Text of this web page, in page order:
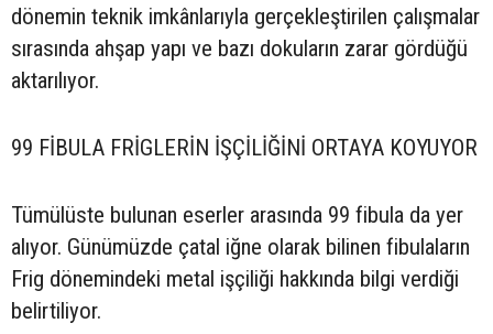
dönemin teknik imkânlarıyla gerçekleştirilen çalışmalar
sırasında ahşap yapı ve bazı dokuların zarar gördüğü
aktarılıyor.
99 FİBULA FRİGLERİN İŞÇİLİĞİNİ ORTAYA KOYUYOR
Tümülüste bulunan eserler arasında 99 fibula da yer
alıyor. Günümüzde çatal iğne olarak bilinen fibulaların
Frig dönemindeki metal işçiliği hakkında bilgi verdiği
belirtiliyor.